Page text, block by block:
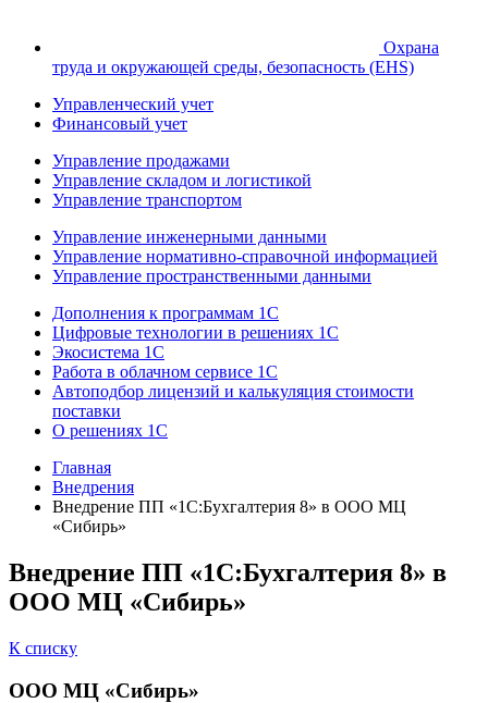
Охрана
труда и окружающей среды, безопасность (EHS)
Управленческий учет
Финансовый учет
Управление продажами
Управление складом и логистикой
Управление транспортом
Управление инженерными данными
Управление нормативно-справочной информацией
Управление пространственными данными
Дополнения к программам 1С
Цифровые технологии в решениях 1С
Экосистема 1С
Работа в облачном сервисе 1С
Автоподбор лицензий и калькуляция стоимости
поставки
О решениях 1С
Главная
Внедрения
Внедрение ПП «1С:Бухгалтерия 8» в ООО МЦ
«Сибирь»
Внедрение ПП «1С:Бухгалтерия 8» в
ООО МЦ «Сибирь»
К списку
ООО МЦ «Сибирь»